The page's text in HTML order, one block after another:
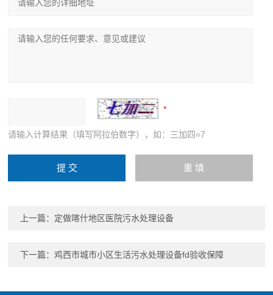
请输入计算结果（填写阿拉伯数字），如：三加四=7
上一篇： 定做喀什地区医院污水处理设备
下一篇：鸡西市城市小区生活污水处理设备fd验收保障